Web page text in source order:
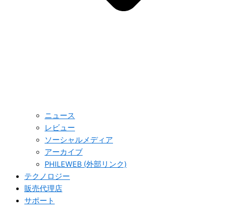
ニュース
レビュー
ソーシャルメディア
アーカイブ
PHILEWEB (外部リンク)
テクノロジー
販売代理店
サポート